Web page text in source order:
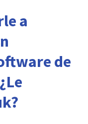
a
de